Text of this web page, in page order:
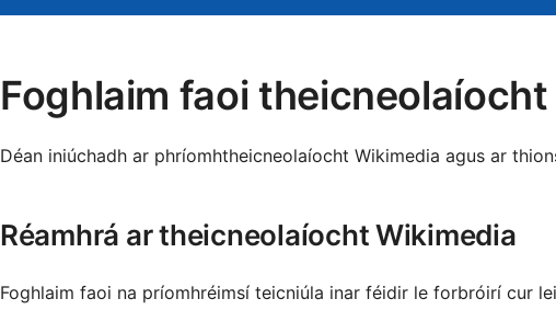
Foghlaim faoi
Déan iniúchadh ar phríomhtheicneolaíocht Wikimedia agus ar
Réamhrá ar theicneolaíocht Wikimedia
Foghlaim faoi na príomhréimsí teicniúla inar féidir le forbróirí cur